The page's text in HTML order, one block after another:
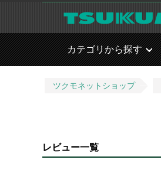
カテゴリから探す
ツクモネットショップ
レビュー一覧